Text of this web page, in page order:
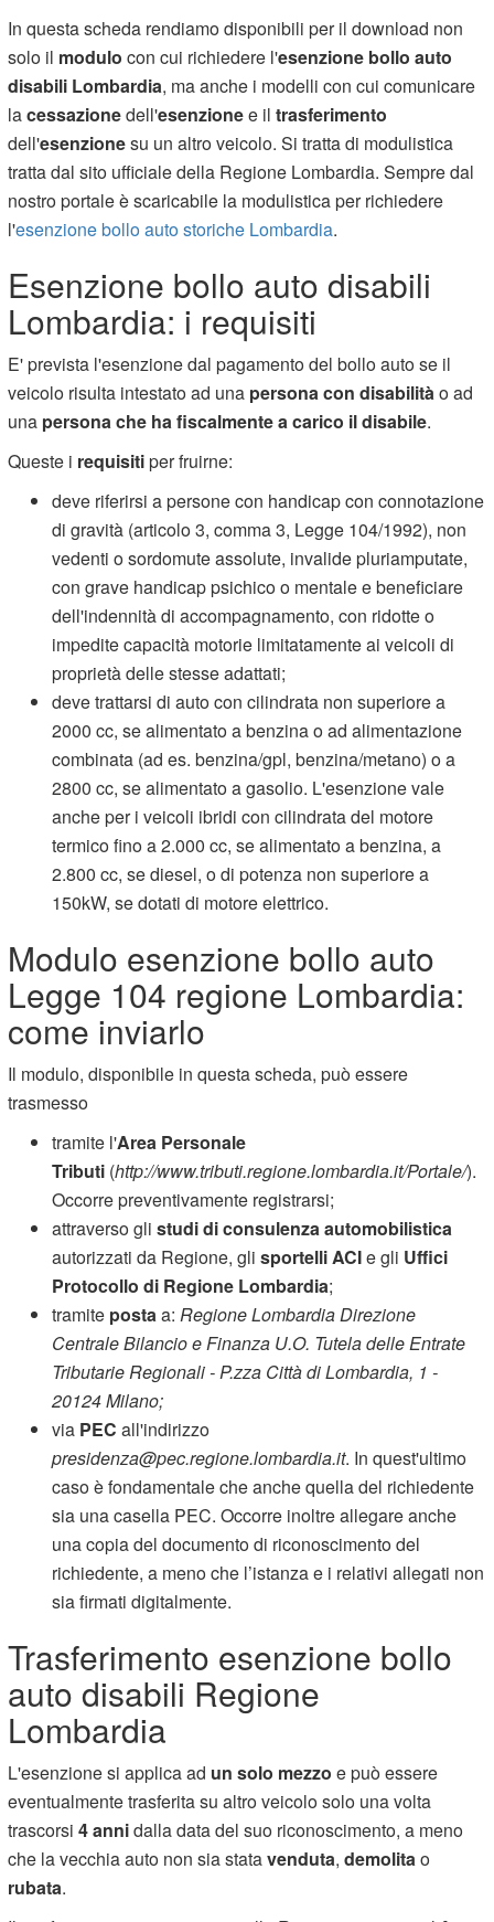
In questa scheda rendiamo disponibili per il download non
solo il modulo con cui richiedere l'esenzione bollo auto
disabili Lombardia, ma anche i modelli con cui comunicare
lacessazionedell'esenzionee iltrasferimento
dell'esenzionesu un altro veicolo. Si tratta di modulistica
tratta dal sito ufficiale della Regione Lombardia. Sempre dal
nostro portale è scaricabile la modulistica per richiedere
l'esenzione bollo auto storiche Lombardia.
Esenzione bollo auto disabili
Lombardia: i requisiti
E' prevista l'esenzione dal pagamento del bollo auto se il
veicolo risulta intestato ad una persona con disabilità o ad
una persona che ha fiscalmente a carico il disabile.
Queste i requisitiper fruirne:
deve riferirsi a persone con handicap con connotazione
di gravità (articolo 3, comma 3, Legge 104/1992), non
vedenti o sordomute assolute, invalide pluriamputate,
con grave handicap psichico o mentale e beneficiare
dell'indennità di accompagnamento, con ridotte o
impedite capacità motorie limitatamente ai veicoli di
proprietà delle stesse adattati;
deve trattarsi di auto con cilindrata non superiore a
2000 cc, se alimentato a benzina o ad alimentazione
combinata (ad es. benzina/gpl, benzina/metano) o a
2800 cc, se alimentato a gasolio. L'esenzione vale
anche per i veicoli ibridi con cilindrata del motore
termico fino a 2.000 cc, se alimentato a benzina, a
2.800 cc, se diesel, o di potenza non superiore a
150kW, se dotati di motore elettrico.
Modulo esenzione bollo auto
Legge 104 regione Lombardia:
come inviarlo
Il modulo, disponibile in questa scheda, può essere
trasmesso
tramite l'Area Personale
Tributi (http://www.tributi.regione.lombardia.it/Portale/).
Occorre preventivamente registrarsi;
attraverso glistudi di consulenza automobilistica
autorizzati da Regione, glisportelli ACIe gli Uffici
Protocollo di Regione Lombardia;
tramite posta a: Regione Lombardia Direzione
Centrale Bilancio e Finanza U.O. Tutela delle Entrate
Tributarie Regionali - P.zza Città di Lombardia, 1 -
20124 Milano;
via PEC all'indirizzo
presidenza@pec.regione.lombardia.it. In quest'ultimo
caso è fondamentale che anche quella del richiedente
sia una casella PEC. Occorre inoltre allegare anche
una copia del documento di riconoscimento del
richiedente, a meno che l’istanza e i relativi allegati non
sia firmati digitalmente.
Trasferimento esenzione bollo
auto disabili Regione
Lombardia
L'esenzione si applica ad un solo mezzoe può essere
eventualmente trasferita su altro veicolo solo una volta
trascorsi4 annidalla data del suo riconoscimento, a meno
che la vecchia auto non sia statavenduta,demolita o
rubata.